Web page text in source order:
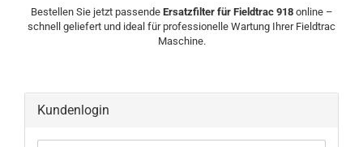
Bestellen Sie jetzt passende Ersatzfilter für Fieldtrac 918online –
schnell geliefert und ideal für professionelle Wartung Ihrer Fieldtrac
Maschine.
Kundenlogin